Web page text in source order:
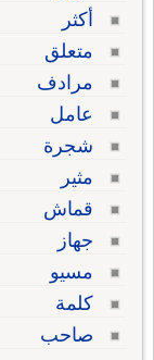
أكثر
متعلق
مرادف
عامل
شجرة
مثير
قماش
جهاز
مسيو
كلمة
صاحب